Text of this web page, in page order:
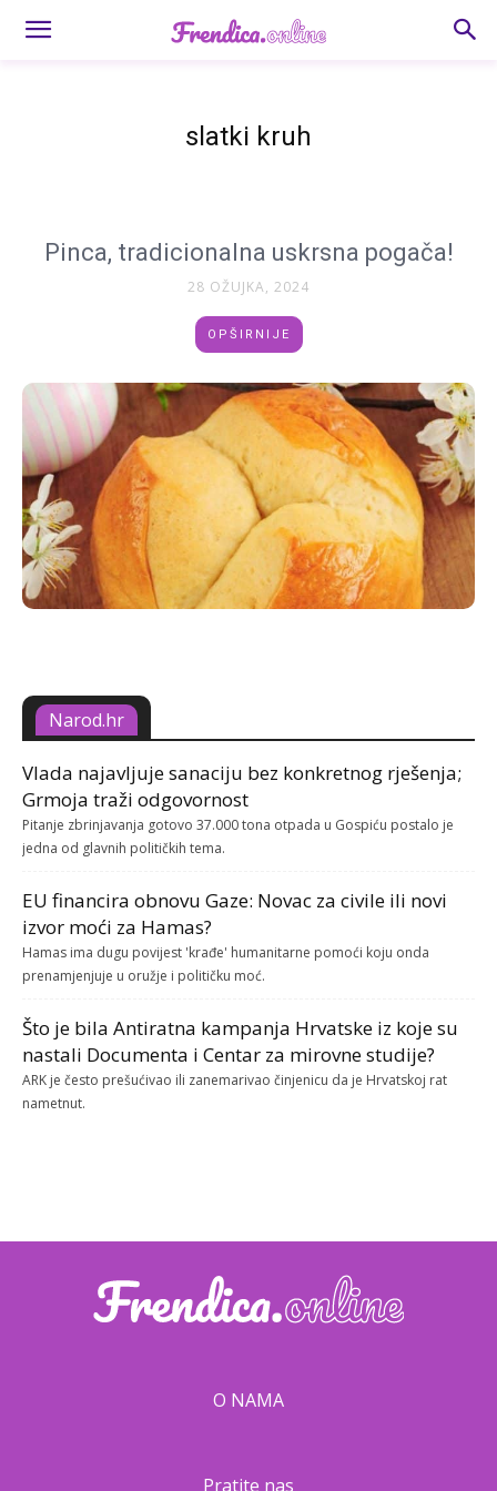
slatki kruh
Pinca, tradicionalna uskrsna pogača!
28 OŽUJKA, 2024
OPŠIRNIJE
Narod.hr
Vlada najavljuje sanaciju bez konkretnog rješenja;
Grmoja traži odgovornost
Pitanje zbrinjavanja gotovo 37.000 tona otpada u Gospiću postalo je
jedna od glavnih političkih tema.
EU financira obnovu Gaze: Novac za civile ili novi
izvor moći za Hamas?
Hamas ima dugu povijest 'krađe' humanitarne pomoći koju onda
prenamjenjuje u oružje i političku moć.
Što je bila Antiratna kampanja Hrvatske iz koje su
nastali Documenta i Centar za mirovne studije?
ARK je često prešućivao ili zanemarivao činjenicu da je Hrvatskoj rat
nametnut.
O NAMA
Pratite nas